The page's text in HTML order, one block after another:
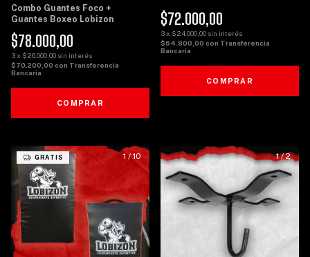
Combo Guantes Foco +
Guantes Boxeo Lobizon
$78.000,00
3x $26.000,00 sin interés
$70.200,00 con Transferencia
Bancaria
COMPRAR
$72.000,00
3x $24.000,00 sin interés
$64.800,00 con Transferencia
Bancaria
COMPRAR
1/10
GRATIS 1/2